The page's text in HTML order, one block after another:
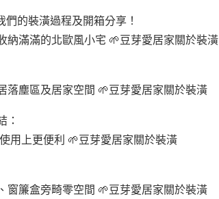
的裝潢過程及開箱分享！
滿滿的北歐風小宅 🌱豆芽愛居家關於裝潢
落塵區及居家空間 🌱豆芽愛居家關於裝潢
：
用上更便利 🌱豆芽愛居家關於裝潢
窗簾盒旁畸零空間 🌱豆芽愛居家關於裝潢